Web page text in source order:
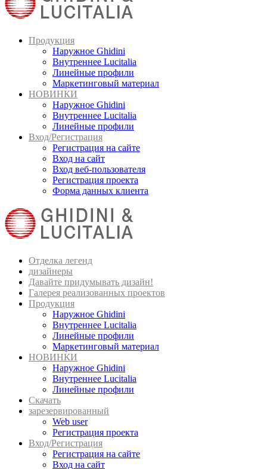
Продукция
Наружное Ghidini
Внутреннее Lucitalia
Линейные профили
Маркетинговый материал
НОВИНКИ
Наружное Ghidini
Внутреннее Lucitalia
Линейные профили
Вход/Регистрация
Регистрация на сайте
Вход на сайт
Вход веб-пользователя
Регистрация проекта
Форма данных клиента
Отделка легенд
дизайнеры
Давайте придумывать дизайн!
Галерея реализованных проектов
Продукция
Наружное Ghidini
Внутреннее Lucitalia
Линейные профили
Маркетинговый материал
НОВИНКИ
Наружное Ghidini
Внутреннее Lucitalia
Линейные профили
Скачать
зарезервированный
Web user
Регистрация проекта
Вход/Регистрация
Регистрация на сайте
Вход на сайт